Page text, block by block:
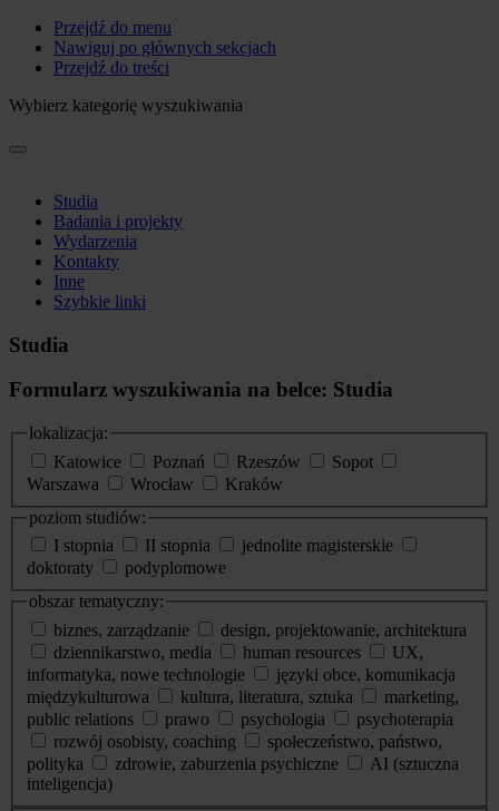
Przejdź do menu
Nawiguj po głównych sekcjach
Przejdź do treści
Wybierz kategorię wyszukiwania
Studia
Badania i projekty
Wydarzenia
Kontakty
Inne
Szybkie linki
Studia
Formularz wyszukiwania na belce: Studia
lokalizacja:
Katowice
Poznań Rzeszów
Sopot
Warszawa
Wrocław
Kraków
poziom studiów:
I stopnia
II stopnia
jednolite magisterskie
doktoraty
podyplomowe
obszar tematyczny:
biznes, zarządzanie
design, projektowanie, architektura
dziennikarstwo, media
human resources
UX,
informatyka, nowe technologie
języki obce, komunikacja
międzykulturowa
kultura, literatura, sztuka
marketing,
public relations
prawo psychologia
psychoterapia
rozwój osobisty, coaching
społeczeństwo, państwo,
polityka
zdrowie, zaburzenia psychiczne
AI (sztuczna
inteligencja)